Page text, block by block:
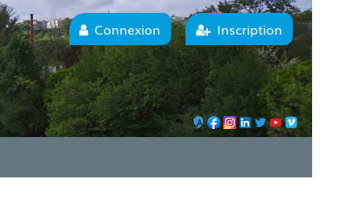
Connexion Inscription